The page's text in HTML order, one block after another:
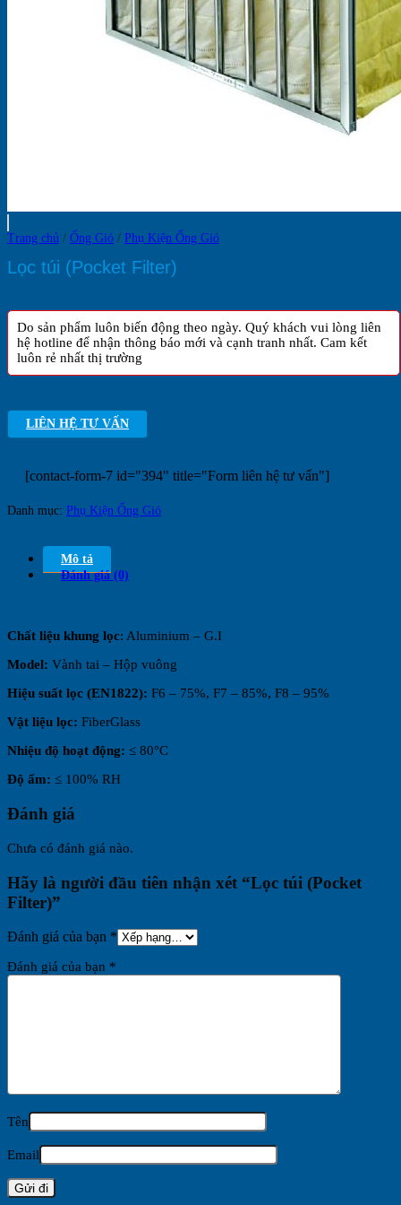
Trang chủ / Ống Gió / Phụ Kiện Ống Gió
Lọc túi (Pocket Filter)
Do sản phẩm luôn biến động theo ngày. Quý khách vui lòng liên
hệ hotline để nhận thông báo mới và cạnh tranh nhất. Cam kết
luôn rẻ nhất thị trường
LIÊN HỆ TƯ VẤN
[contact-form-7 id="394" title="Form liên hệ tư vấn"]
Danh mục: Phụ Kiện Ống Gió
Mô tả
Đánh giá (0)
Chất liệu khung lọc: Aluminium – G.I
Model: Vành tai – Hộp vuông
Hiệu suất lọc (EN1822): F6 – 75%, F7 – 85%, F8 – 95%
Vật liệu lọc: FiberGlass
Nhiệu độ hoạt động: ≤ 80°C
Độ ẩm: ≤ 100% RH
Đánh giá
Chưa có đánh giá nào.
Hãy là người đầu tiên nhận xét “Lọc túi (Pocket
Filter)”
Đánh giá của bạn *
Đánh giá của bạn *
Tên
Email